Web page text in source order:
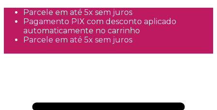
Parcele em até 5x sem juros
Pagamento PIX com desconto aplicado
automaticamente no carrinho
Parcele em até 5x sem juros